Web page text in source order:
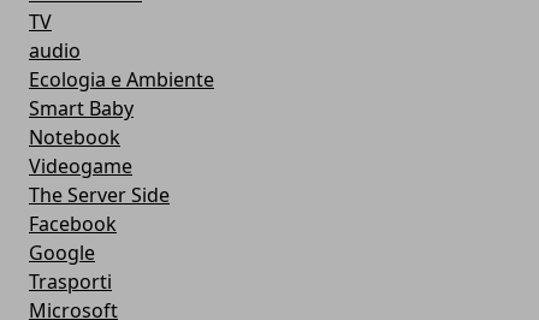
TV
audio
Ecologia e Ambiente
Smart Baby
Notebook
Videogame
The Server Side
Facebook
Google
Trasporti
Microsoft